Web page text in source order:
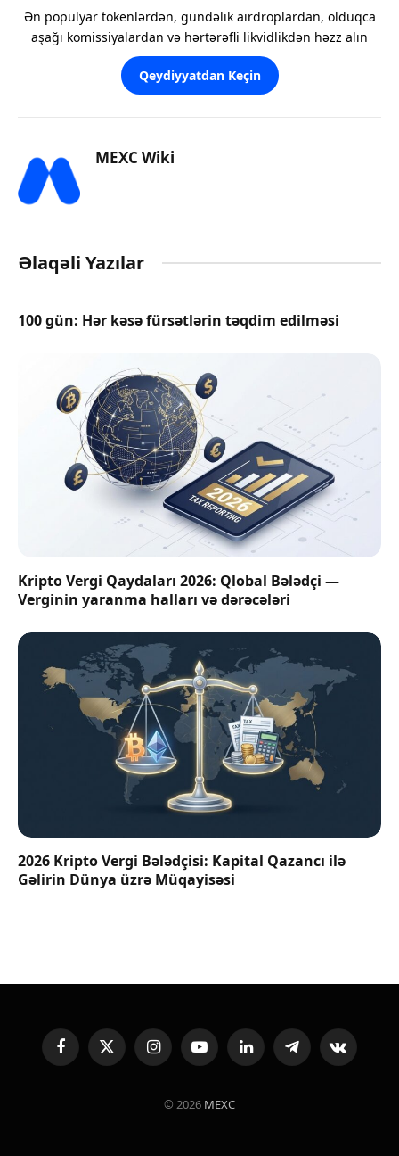
Ən populyar tokenlərdən, gündəlik airdroplardan, olduqca
aşağı komissiyalardan və hərtərəfli likvidlikdən həzz alın
Qeydiyyatdan Keçin
MEXC Wiki
Əlaqəli Yazılar
100 gün: Hər kəsə fürsətlərin təqdim edilməsi
Kripto Vergi Qaydaları 2026: Qlobal Bələdçi —
Verginin yaranma halları və dərəcələri
2026 Kripto Vergi Bələdçisi: Kapital Qazancı ilə
Gəlirin Dünya üzrə Müqayisəsi
FacebookX
(Twitter)
InstagramYouTubeLinkedInTelegramVKontakte
© 2026 MEXC